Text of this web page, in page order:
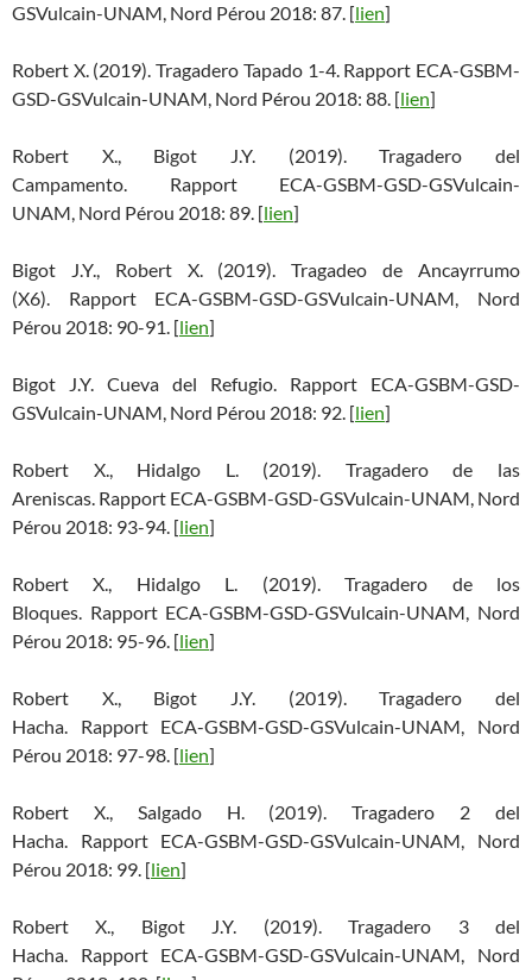
GSVulcain-UNAM, Nord Pérou 2018: 87. [lien]
Robert X. (2019). Tragadero Tapado 1-4. Rapport ECA-GSBM-
GSD-GSVulcain-UNAM, Nord Pérou 2018: 88. [lien]
Robert X., Bigot J.Y. (2019). Tragadero del
Campamento. Rapport ECA-GSBM-GSD-GSVulcain-
UNAM, Nord Pérou 2018: 89. [lien]
Bigot J.Y., Robert X. (2019). Tragadeo de Ancayrrumo
(X6). Rapport ECA-GSBM-GSD-GSVulcain-UNAM, Nord
Pérou 2018: 90-91. [lien]
Bigot J.Y. Cueva del Refugio. Rapport ECA-GSBM-GSD-
GSVulcain-UNAM, Nord Pérou 2018: 92. [lien]
Robert X., Hidalgo L. (2019). Tragadero de las
Areniscas. Rapport ECA-GSBM-GSD-GSVulcain-UNAM, Nord
Pérou 2018: 93-94. [lien]
Robert X., Hidalgo L. (2019). Tragadero de los
Bloques. Rapport ECA-GSBM-GSD-GSVulcain-UNAM, Nord
Pérou 2018: 95-96. [lien]
Robert X., Bigot J.Y. (2019). Tragadero del
Hacha. Rapport ECA-GSBM-GSD-GSVulcain-UNAM, Nord
Pérou 2018: 97-98. [lien]
Robert X., Salgado H. (2019). Tragadero 2 del
Hacha. Rapport ECA-GSBM-GSD-GSVulcain-UNAM, Nord
Pérou 2018: 99. [lien]
Robert X., Bigot J.Y. (2019). Tragadero 3 del
Hacha. Rapport ECA-GSBM-GSD-GSVulcain-UNAM, Nord